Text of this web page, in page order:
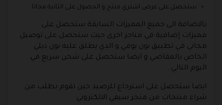
ستحصل على عرض اشتري منتج و الحصول على الثانية مجانا .
بالاضافة الى جميع المميزات السابقة ستحصل على
مميزات إضافية في متاجر اخرى حيث ستحصل على توصيل
مجاني في تطبيق نون يومي و الذي يطلق عليه نون ديلي
الخاص بالمقاضي و ايضا ستحصل على شحن سريع في
اليوم التالي .
ايضا ستحصل على استرجاع للرصيد حين تقوم بطلب من
شراء منتجات من متجر سيفي الالكتروني